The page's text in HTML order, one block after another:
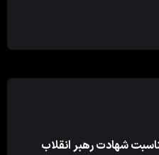
شهادت رهبر انقلاب